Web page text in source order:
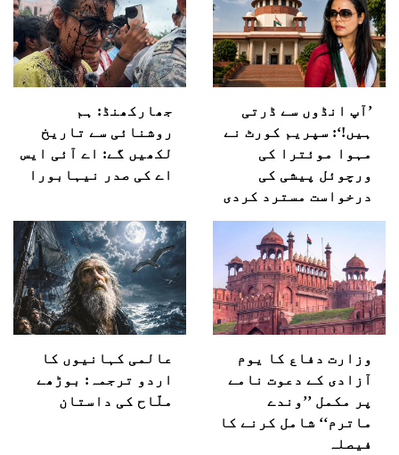
’آپ انڈوں سے ڈرتی
ہیں!‘: سپریم کورٹ نے
مہوا موئترا کی
ورچوئل پیشی کی
درخواست مسترد کردی
جھارکھنڈ: ہم
روشنائی سے تاریخ
لکھیں گے: اے آئی ایس
اے کی صدر نیہابورا
وزارت دفاع کا یوم
آزادی کے دعوت نامے
پر مکمل ’’وندے
ماترم‘‘ شامل کرنے کا
فیصلہ
عالمی کہانیوں کا
اردو ترجمہ: بوڑھے
ملّاح کی داستان